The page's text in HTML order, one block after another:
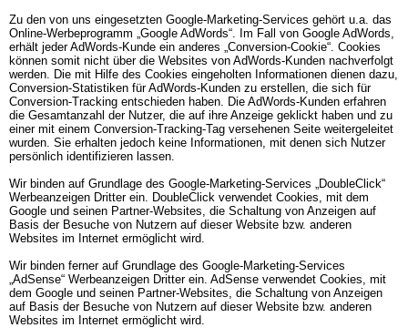
Zu den von uns eingesetzten Google-Marketing-Services gehört u.a. das
Online-Werbeprogramm „Google AdWords“. Im Fall von Google AdWords,
erhält jeder AdWords-Kunde ein anderes „Conversion-Cookie“. Cookies
können somit nicht über die Websites von AdWords-Kunden nachverfolgt
werden. Die mit Hilfe des Cookies eingeholten Informationen dienen dazu,
Conversion-Statistiken für AdWords-Kunden zu erstellen, die sich für
Conversion-Tracking entschieden haben. Die AdWords-Kunden erfahren
die Gesamtanzahl der Nutzer, die auf ihre Anzeige geklickt haben und zu
einer mit einem Conversion-Tracking-Tag versehenen Seite weitergeleitet
wurden. Sie erhalten jedoch keine Informationen, mit denen sich Nutzer
persönlich identifizieren lassen.
Wir binden auf Grundlage des Google-Marketing-Services „DoubleClick“
Werbeanzeigen Dritter ein. DoubleClick verwendet Cookies, mit dem
Google und seinen Partner-Websites, die Schaltung von Anzeigen auf
Basis der Besuche von Nutzern auf dieser Website bzw. anderen
Websites im Internet ermöglicht wird.
Wir binden ferner auf Grundlage des Google-Marketing-Services
„AdSense“ Werbeanzeigen Dritter ein. AdSense verwendet Cookies, mit
dem Google und seinen Partner-Websites, die Schaltung von Anzeigen
auf Basis der Besuche von Nutzern auf dieser Website bzw. anderen
Websites im Internet ermöglicht wird.